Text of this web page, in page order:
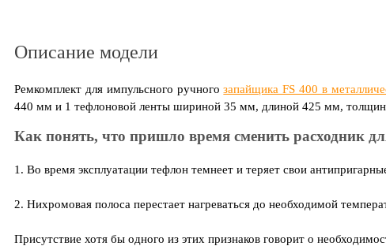
Описание модели
Ремкомплект для импульсного ручногозапайщика FS 400 в
440 мм и 1 тефлоновой ленты шириной 35 мм, длиной 425 мм,
Как понять, что пришло время сменить расходник
1. Во время эксплуатации тефлон темнеет и теряет свои
2. Нихромовая полоса перестает нагреваться до необходимой
Присутствие хотя бы одного из этих признаков говорит о